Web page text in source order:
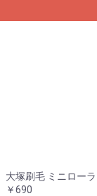
大塚刷毛 ミニロー
￥690